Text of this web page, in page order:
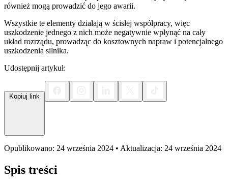
również mogą prowadzić do jego awarii.
Wszystkie te elementy działają w ścisłej współpracy, więc
uszkodzenie jednego z nich może negatywnie wpłynąć na cały
układ rozrządu, prowadząc do kosztownych napraw i potencjalnego
uszkodzenia silnika.
Udostępnij artykuł:
Opublikowano: 24 września 2024 • Aktualizacja: 24 września 2024
Spis treści